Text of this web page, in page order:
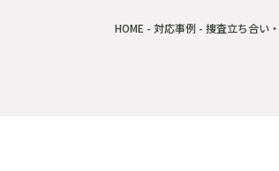
HOME - 対応事例 - 捜査立ち合い